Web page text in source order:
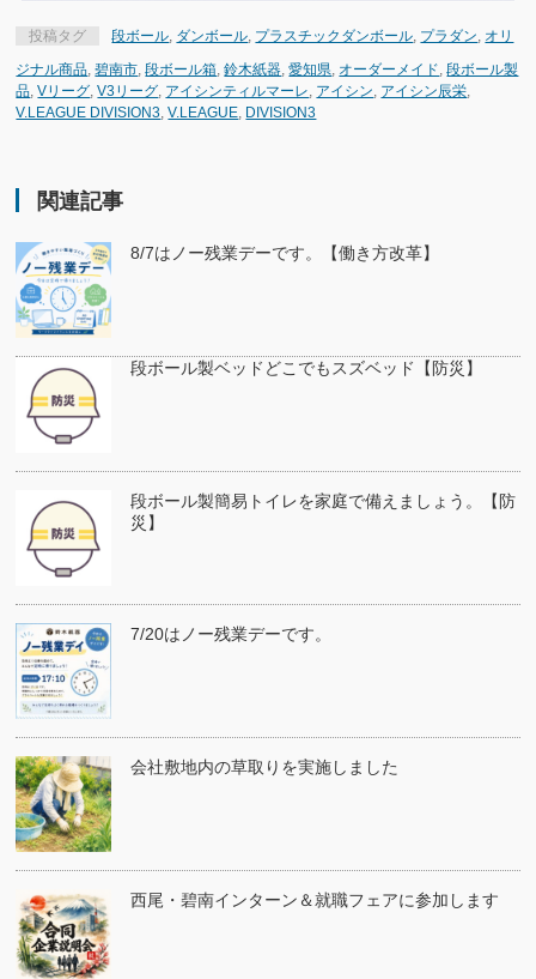
投稿タグ 段ボール ダンボール プラスチックダンボール プラダン オリ
ジナル商品 ,碧南市 ,段ボール箱 ,鈴木紙器 ,愛知県 オーダーメイド ,段ボール製
品 ,Vリーグ ,V3リーグ アイシンティルマーレ アイシン アイシン辰栄
V.LEAGUE DIVISION3 ,V.LEAGUE DIVISION3
関連記事
8/7はノー残業デーです。【働き方改革】
段ボール製ベッドどこでもスズベッド【防災】
段ボール製簡易トイレを家庭で備えましょう。【防
災】
7/20はノー残業デーです。
会社敷地内の草取りを実施しました
西尾・碧南インターン＆就職フェアに参加します